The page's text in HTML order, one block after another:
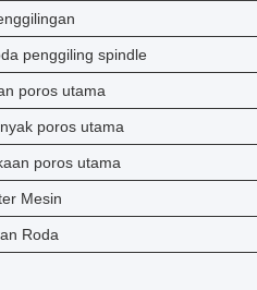
penggiling spindle
poros utama
poros utama
poros utama
Mesin
Roda